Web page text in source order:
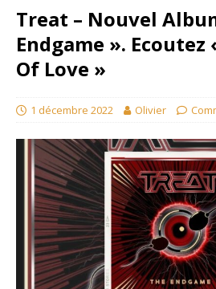
Treat – Nouvel
Endgame ». Ecoutez
Of Love »
1 décembre 2022 Olivier